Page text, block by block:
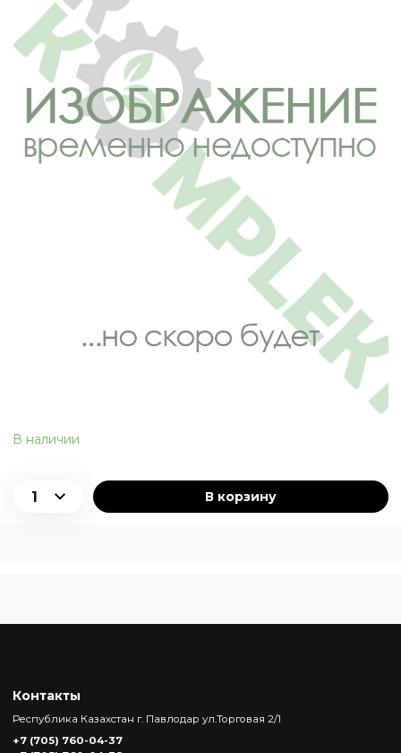
В наличии
В корзину
Контакты
Республика Казахстан г. Павлодар ул.Торговая 2/1
+7 (705) 760-04-37